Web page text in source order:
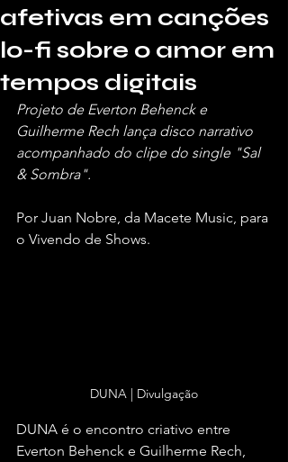
afetivas em canções
lo-fi sobre o amor em
tempos digitais
Projeto de Everton Behenck e
Guilherme Rech lança disco narrativo
acompanhado do clipe do single "Sal
& Sombra".
Por Juan Nobre, da Macete Music, para
o Vivendo de Shows.
DUNA | Divulgação
DUNA é o encontro criativo entre
Everton Behenck e Guilherme Rech,